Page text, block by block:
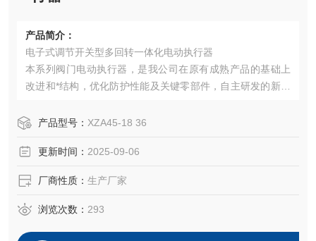
产品简介：
电子式调节开关型多回转一体化电动执行器
本系列阀门电动执行器，是我公司在原有成熟产品的基础上
改进和*结构，优化防护性能及关键零部件，自主研发的新一
等优点。良好的防护等级可满足多种设计的需要：隔爆型、
产品型号： XZA45-18 36
更新时间： 2025-09-06
厂商性质： 生产厂家
浏览次数： 293